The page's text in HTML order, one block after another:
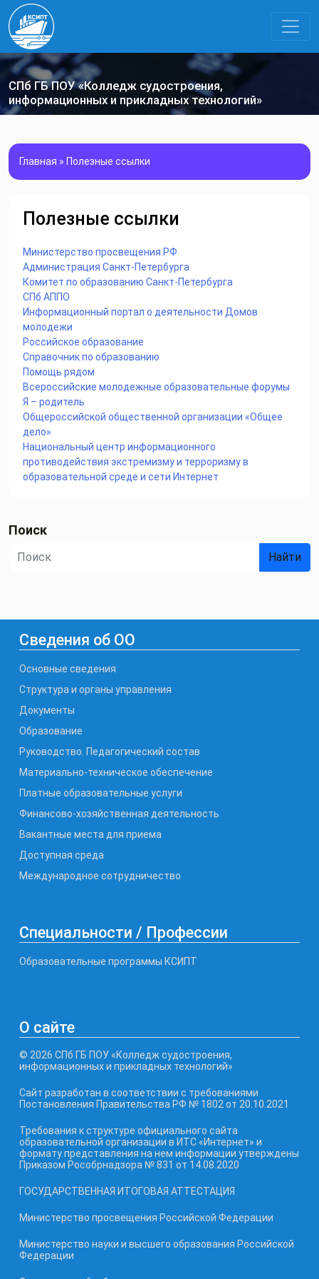
СПб ГБ ПОУ «Колледж судостроения,
информационных и прикладных технологий»
Главная » Полезные ссылки
Полезные ссылки
Министерство просвещения РФ
Администрация Санкт-Петербурга
Комитет по образованию Санкт-Петербурга
СПб АППО
Информационный портал о деятельности Домов
молодежи
Российское образование
Справочник по образованию
Помощь рядом
Всероссийские молодежные образовательные форумы
Я – родитель
Общероссийской общественной организации «Общее
дело»
Национальный центр информационного
противодействия экстремизму и терроризму в
образовательной среде и сети Интернет
Поиск
Найти
Сведения об ОО
Основные сведения
Структура и органы управления
Документы
Образование
Руководство. Педагогический состав
Материально-техническое обеспечение
Платные образовательные услуги
Финансово-хозяйственная деятельность
Вакантные места для приема
Доступная среда
Международное сотрудничество
Специальности / Профессии
Образовательные программы КСИПТ
О сайте
© 2026 СПб ГБ ПОУ «Колледж судостроения,
информационных и прикладных технологий»
Сайт разработан в соответствии с требованиями
Постановления Правительства РФ № 1802 от 20.10.2021
Требования к структуре официального сайта
образовательной организации в ИТС «Интернет» и
формату представления на нем информации утверждены
Приказом Рособрнадзора № 831 от 14.08.2020
ГОСУДАРСТВЕННАЯ ИТОГОВАЯ АТТЕСТАЦИЯ
Министерство просвещения Российской Федерации
Министерство науки и высшего образования Российской
Федерации